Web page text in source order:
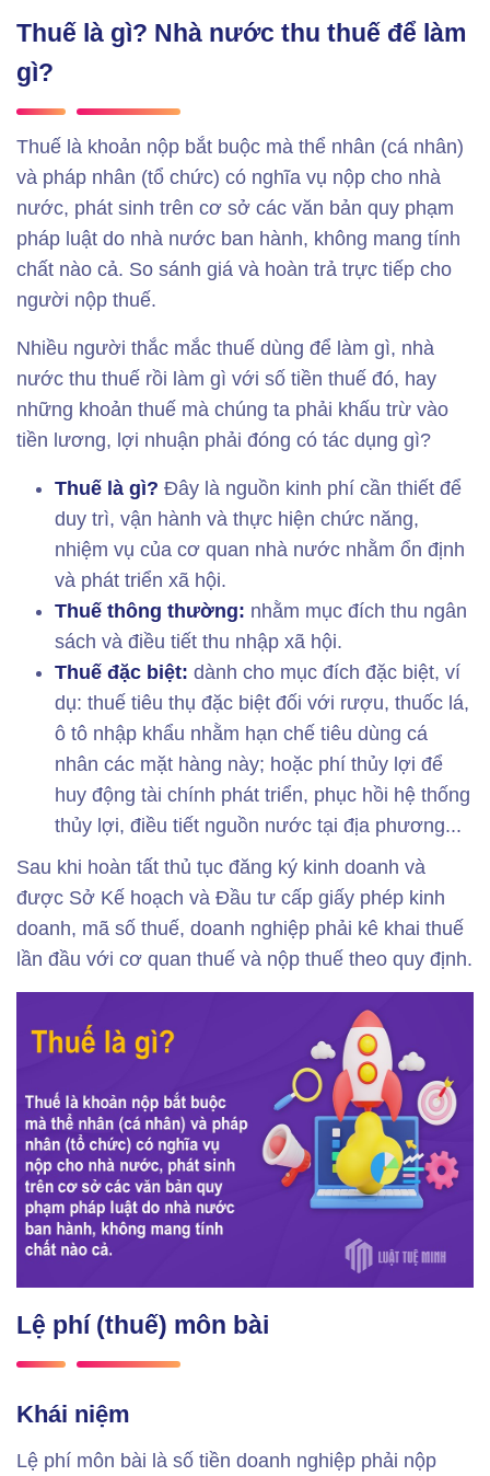
Thuế là gì? Nhà nước thu thuế để làm
gì?
Thuế là khoản nộp bắt buộc mà thể nhân (cá nhân)
và pháp nhân (tổ chức) có nghĩa vụ nộp cho nhà
nước, phát sinh trên cơ sở các văn bản quy phạm
pháp luật do nhà nước ban hành, không mang tính
chất nào cả. So sánh giá và hoàn trả trực tiếp cho
người nộp thuế.
Nhiều người thắc mắc thuế dùng để làm gì, nhà
nước thu thuế rồi làm gì với số tiền thuế đó, hay
những khoản thuế mà chúng ta phải khấu trừ vào
tiền lương, lợi nhuận phải đóng có tác dụng gì?
Thuế là gì? Đây là nguồn kinh phí cần thiết để
duy trì, vận hành và thực hiện chức năng,
nhiệm vụ của cơ quan nhà nước nhằm ổn định
và phát triển xã hội.
Thuế thông thường: nhằm mục đích thu ngân
sách và điều tiết thu nhập xã hội.
Thuế đặc biệt: dành cho mục đích đặc biệt, ví
dụ: thuế tiêu thụ đặc biệt đối với rượu, thuốc lá,
ô tô nhập khẩu nhằm hạn chế tiêu dùng cá
nhân các mặt hàng này; hoặc phí thủy lợi để
huy động tài chính phát triển, phục hồi hệ thống
thủy lợi, điều tiết nguồn nước tại địa phương...
Sau khi hoàn tất thủ tục đăng ký kinh doanh và
được Sở Kế hoạch và Đầu tư cấp giấy phép kinh
doanh, mã số thuế, doanh nghiệp phải kê khai thuế
lần đầu với cơ quan thuế và nộp thuế theo quy định.
Lệ phí (thuế) môn bài
Khái niệm
Lệ phí môn bài là số tiền doanh nghiệp phải nộp